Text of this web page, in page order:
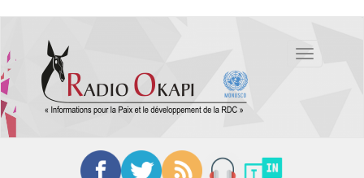
contenu
principal
Toggle